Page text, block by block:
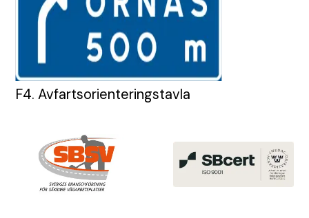
F4. Avfartsorienteringstavla